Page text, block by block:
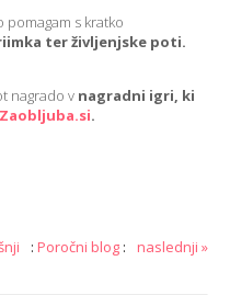
s kratko
ter življenjske poti.
nagrado v nagradni igri, ki
.
: Poročni blog : naslednji »